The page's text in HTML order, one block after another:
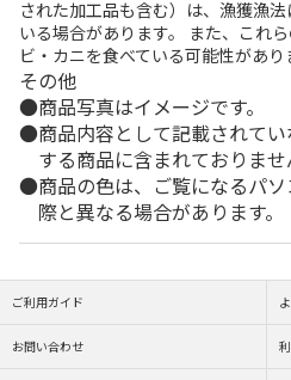
された加工品も含む）は、漁獲漁
いる場合があります。 また、これ
ビ・カニを食べている可能性があり
その他
商品写真はイメージです。
商品内容として記載されて
する商品に含まれておりませ
商品の色は、ご覧になるパ
際と異なる場合があります。
ご利用ガイド
お問い合わせ